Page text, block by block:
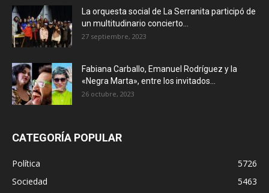
La orquesta social de La Serranita participó de
un multitudinario concierto...
27 septiembre, 2023
Fabiana Carballo, Emanuel Rodríguez y la
«Negra Marta», entre los invitados...
26 octubre, 2023
CATEGORÍA POPULAR
Política
5726
Sociedad
5463